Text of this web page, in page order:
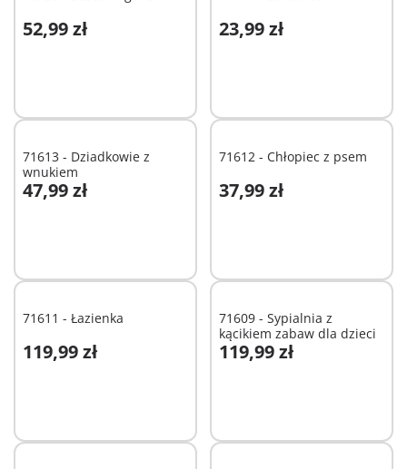
52,99 zł 23,99 zł
71613 - Dziadkowie z
wnukiem
47,99 zł
Dodaj do koszyka
71612 - Chłopiec z psem
37,99 zł
Dodaj do koszyka
71611 - Łazienka
119,99 zł
Dodaj do koszyka
71609 - Sypialnia z
kącikiem zabaw dla dzieci
119,99 zł
Dodaj do koszyka